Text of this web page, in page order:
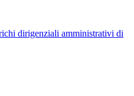
dirigenziali amministrativi di